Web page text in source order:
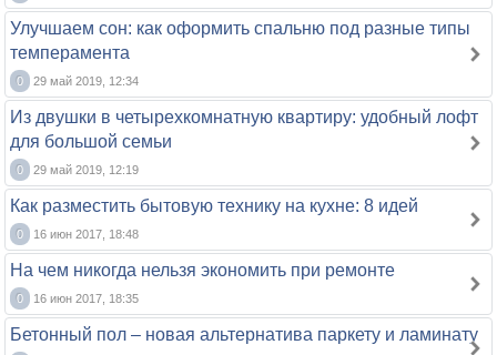
Улучшаем сон: как оформить спальню под разные типы
темперамента
0 29 май 2019, 12:34
Из двушки в четырехкомнатную квартиру: удобный лофт
для большой семьи
0 29 май 2019, 12:19
Как разместить бытовую технику на кухне: 8 идей
0 16 июн 2017, 18:48
На чем никогда нельзя экономить при ремонте
0 16 июн 2017, 18:35
Бетонный пол – новая альтернатива паркету и ламинату